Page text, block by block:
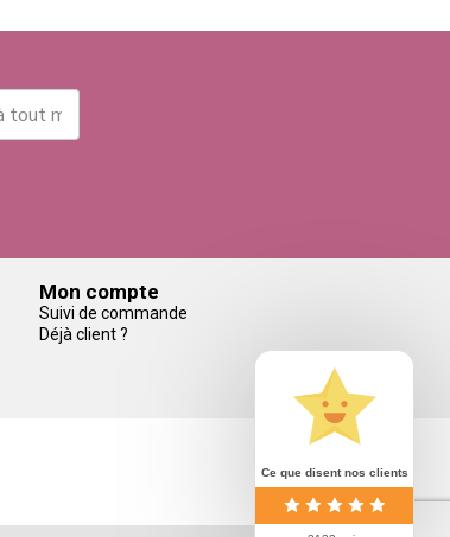
Mon compte
Suivi de commande
Déjà client ?
Ce que disent nos clients